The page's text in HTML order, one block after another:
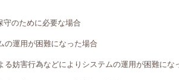
守のために必要な場合
の運用が困難になった場合
る妨害行為などによりシステムの運用が困難にな